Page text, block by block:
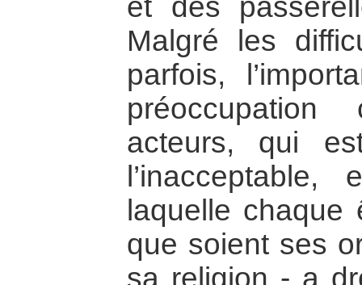
et des
Malgré les
parfois,
acteurs, qui
l’inacceptable,
laquelle
que soient ses
sa religion - a